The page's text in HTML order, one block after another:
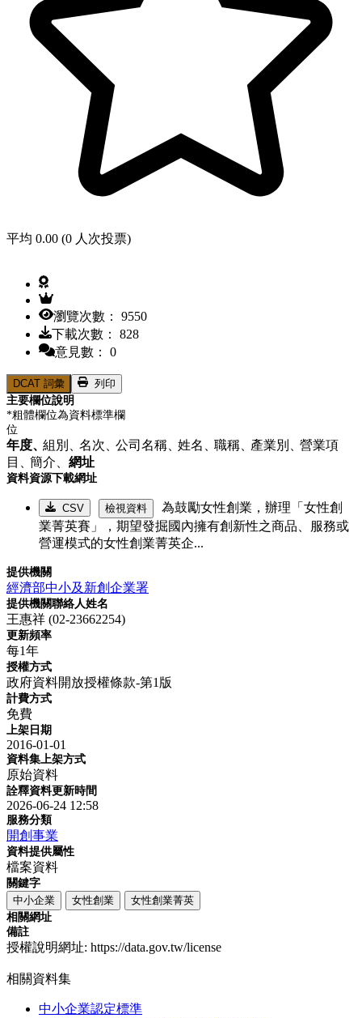
平均 0.00 (0 人次投票)
瀏覽次數： 9550
下載次數： 828
意見數： 0
DCAT 詞彙
列印
主要欄位說明
*粗體欄位為資料標準欄
位
年度、組別、名次、公司名稱、姓名、職稱、產業別、營業項
目、簡介、 網址
資料資源下載網址
CSV 檢視資料
為鼓勵女性創業，辦理「女性創
業菁英賽」，期望發掘國內擁有創新性之商品、服務或
營運模式的女性創業菁英企...
提供機關
經濟部中小及新創企業署
提供機關聯絡人姓名
王惠祥 (02-23662254)
更新頻率
每1年
授權方式
政府資料開放授權條款-第1版
計費方式
免費
上架日期
2016-01-01
資料集上架方式
原始資料
詮釋資料更新時間
2026-06-24 12:58
服務分類
開創事業
資料提供屬性
檔案資料
關鍵字
中小企業
女性創業
女性創業菁英
相關網址
備註
授權說明網址: https://data.gov.tw/license
相關資料集
中小企業認定標準